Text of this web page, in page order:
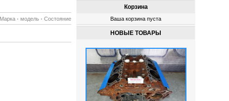
Марка ·модель ·Состояние
Корзина
Ваша корзина пуста
НОВЫЕ ТОВАРЫ